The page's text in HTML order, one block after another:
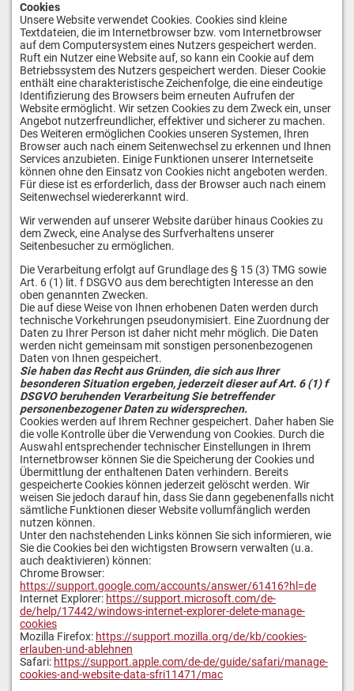
Cookies
Unsere Website verwendet Cookies. Cookies sind kleine
Textdateien, die im Internetbrowser bzw. vom Internetbrowser
auf dem Computersystem eines Nutzers gespeichert werden.
Ruft ein Nutzer eine Website auf, so kann ein Cookie auf dem
Betriebssystem des Nutzers gespeichert werden. Dieser Cookie
enthält eine charakteristische Zeichenfolge, die eine eindeutige
Identifizierung des Browsers beim erneuten Aufrufen der
Website ermöglicht. Wir setzen Cookies zu dem Zweck ein, unser
Angebot nutzerfreundlicher, effektiver und sicherer zu machen.
Des Weiteren ermöglichen Cookies unseren Systemen, Ihren
Browser auch nach einem Seitenwechsel zu erkennen und Ihnen
Services anzubieten. Einige Funktionen unserer Internetseite
können ohne den Einsatz von Cookies nicht angeboten werden.
Für diese ist es erforderlich, dass der Browser auch nach einem
Seitenwechsel wiedererkannt wird.
Wir verwenden auf unserer Website darüber hinaus Cookies zu
dem Zweck, eine Analyse des Surfverhaltens unserer
Seitenbesucher zu ermöglichen.
Die Verarbeitung erfolgt auf Grundlage des § 15 (3) TMG sowie
Art. 6 (1) lit. f DSGVO aus dem berechtigten Interesse an den
oben genannten Zwecken.
Die auf diese Weise von Ihnen erhobenen Daten werden durch
technische Vorkehrungen pseudonymisiert. Eine Zuordnung der
Daten zu Ihrer Person ist daher nicht mehr möglich. Die Daten
werden nicht gemeinsam mit sonstigen personenbezogenen
Daten von Ihnen gespeichert.
Sie haben das Recht aus Gründen, die sich aus Ihrer
besonderen Situation ergeben, jederzeit dieser auf Art. 6 (1) f
DSGVO beruhenden Verarbeitung Sie betreffender
personenbezogener Daten zu widersprechen.
Cookies werden auf Ihrem Rechner gespeichert. Daher haben Sie
die volle Kontrolle über die Verwendung von Cookies. Durch die
Auswahl entsprechender technischer Einstellungen in Ihrem
Internetbrowser können Sie die Speicherung der Cookies und
Übermittlung der enthaltenen Daten verhindern. Bereits
gespeicherte Cookies können jederzeit gelöscht werden. Wir
weisen Sie jedoch darauf hin, dass Sie dann gegebenenfalls nicht
sämtliche Funktionen dieser Website vollumfänglich werden
nutzen können.
Unter den nachstehenden Links können Sie sich informieren, wie
Sie die Cookies bei den wichtigsten Browsern verwalten (u.a.
auch deaktivieren) können:
Chrome Browser:
https://support.google.com/accounts/answer/61416?hl=de
Internet Explorer: https://support.microsoft.com/de-
de/help/17442/windows-internet-explorer-delete-manage-
cookies
Mozilla Firefox: https://support.mozilla.org/de/kb/cookies-
erlauben-und-ablehnen
Safari: https://support.apple.com/de-de/guide/safari/manage-
cookies-and-website-data-sfri11471/mac